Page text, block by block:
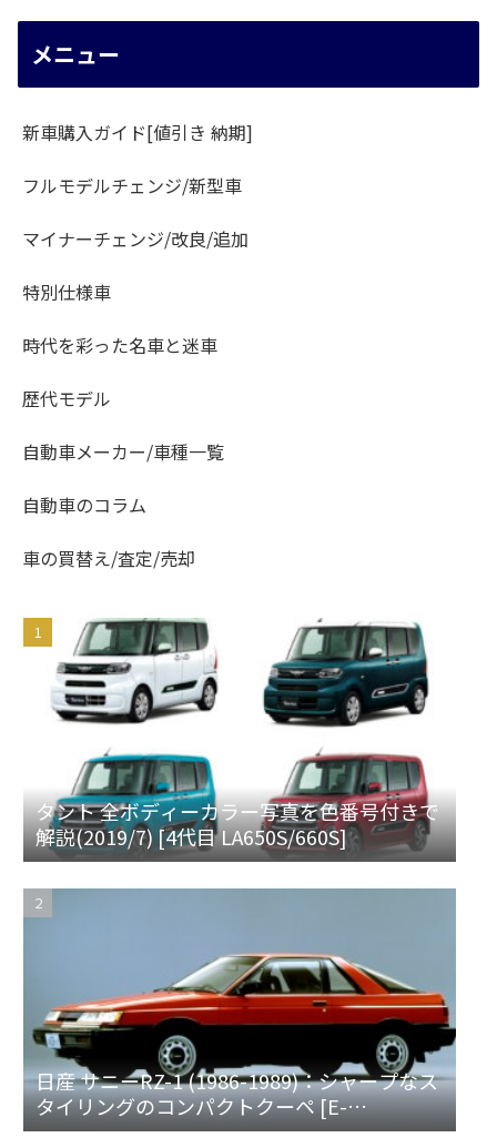
メニュー
新車購入ガイド[値引き 納期]
フルモデルチェンジ/新型車
マイナーチェンジ/改良/追加
特別仕様車
時代を彩った名車と迷車
歴代モデル
自動車メーカー/車種一覧
自動車のコラム
車の買替え/査定/売却
タント 全ボディーカラー写真を色番号付きで
解説(2019/7) [4代目 LA650S/660S]
日産 サニーRZ-1 (1986-1989)：シャープなス
タイリングのコンパクトクーペ [E-
HB/EB/FB12]